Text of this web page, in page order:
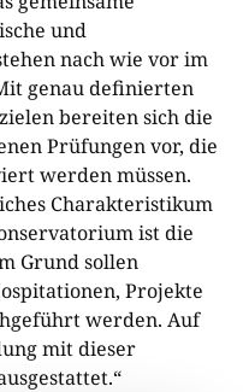
und
nach wie vor im
genau definierten
bereiten sich die
Prüfungen vor, die
werden müssen.
Charakteristikum
ist die
Grund sollen
Projekte
werden. Auf
mit dieser